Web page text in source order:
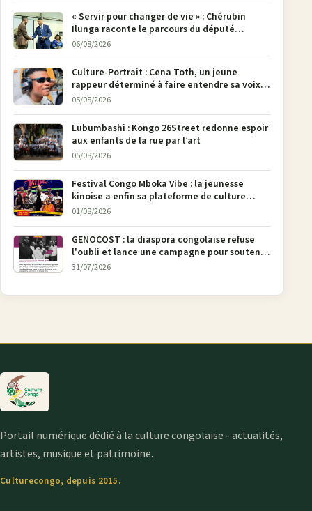
« Servir pour changer de vie » : Chérubin
Ilunga raconte le parcours du député
national Jethro Muyombi Tshimbu en 137
06/08/2026
Culture-Portrait : Cena Toth, un jeune
rappeur déterminé à faire entendre sa voix à
Bunia
05/08/2026
Lubumbashi : Kongo 26Street redonne espoir
aux enfants de la rue par l’art
05/08/2026
Festival Congo Mboka Vibe : la jeunesse
kinoise a enfin sa plateforme de culture
urbaine
01/08/2026
GENOCOST : la diaspora congolaise refuse
l'oubli et lance une campagne pour soutenir
la pétition FONAREV depuis Bruxelles
31/07/2026
Portail numérique dédié à la culture congolaise - actualités,
artistes, musique et patrimoine.
Culturecongo, depuis 2015.